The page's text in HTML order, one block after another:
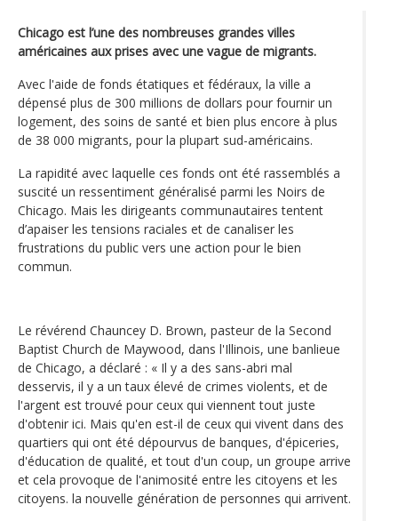
Chicago est l’une des nombreuses grandes villes
américaines aux prises avec une vague de migrants.
Avec l'aide de fonds étatiques et fédéraux, la ville a
dépensé plus de 300 millions de dollars pour fournir un
logement, des soins de santé et bien plus encore à plus
de 38 000 migrants, pour la plupart sud-américains.
La rapidité avec laquelle ces fonds ont été rassemblés a
suscité un ressentiment généralisé parmi les Noirs de
Chicago. Mais les dirigeants communautaires tentent
d’apaiser les tensions raciales et de canaliser les
frustrations du public vers une action pour le bien
commun.
Le révérend Chauncey D. Brown, pasteur de la Second
Baptist Church de Maywood, dans l'Illinois, une banlieue
de Chicago, a déclaré : « Il y a des sans-abri mal
desservis, il y a un taux élevé de crimes violents, et de
l'argent est trouvé pour ceux qui viennent tout juste
d'obtenir ici. Mais qu'en est-il de ceux qui vivent dans des
quartiers qui ont été dépourvus de banques, d'épiceries,
d'éducation de qualité, et tout d'un coup, un groupe arrive
et cela provoque de l'animosité entre les citoyens et les
citoyens. la nouvelle génération de personnes qui arrivent.